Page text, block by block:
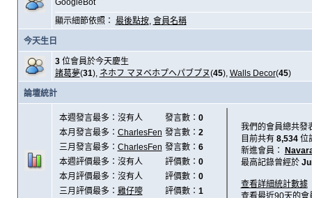
GoogleBot
顯示細節依照： 最後點按, 會員名稱
今天生日
3位會員於今天慶生
諸葛夢(31), ネホフ マヌベホプヘパブプヌ(45), Walls Decor(45)
論壇統計
本週發言最多：沒有人 發言數： 0
本月發言最多： CharlesFen 發言數： 2
三月發言最多： CharlesFen 發言數： 6
本週評價最多：沒有人
評價數： 0
本月評價最多：沒有人
評價數： 0
三月評價最多： 雞仔嘜 評價數： 1
我們的會員總共發
目前共有 8,534位
新進會員：
最高記錄曾經於
查看詳細統計數據
查看最近90天的會